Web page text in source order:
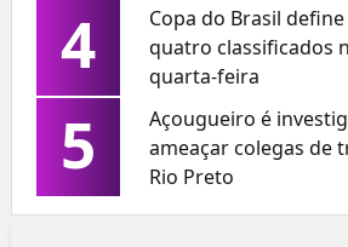
4
Copa do Brasil
quatro classificados
quarta-feira
5
Açougueiro é
ameaçar colegas de
Rio Preto